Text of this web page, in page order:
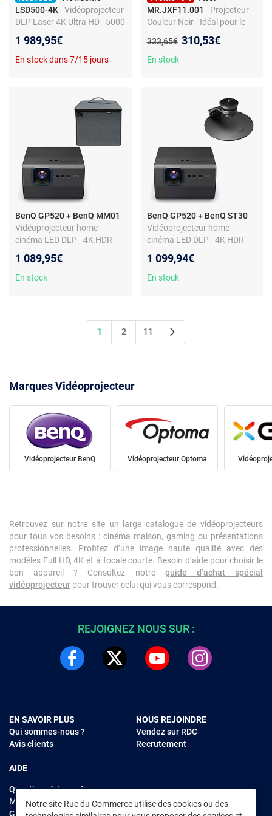
LSD500-4K- Vidéoprojecteur
DLP Laser 4K Ultra HD - 5000
lag 4,2 ms -
HDMI/USB/Ethernet/Jack
1 989,95€
En stock dans 7/15 jours
MR.JXF11.001 - Projecteur -
Couleur Noir - Idéal pour le
Ancien prix :
333,65€ Nouveau prix :
310,53€
En stock
BenQ GP520 + BenQ MM01 -
Vidéoprojecteur home
cinéma LED DLP - 4K HDR -
HDMI 2.1 + ALLM -
WiFi/Bluetooth 5.2 - USB-C -
1 089,95€
En stock
BenQ GP520 + BenQ ST30 -
Vidéoprojecteur home
cinéma LED DLP - 4K HDR -
HDMI 2.1 + ALLM -
WiFi/Bluetooth 5.2 - USB-C -
1 099,94€
En stock
1 2 11
Marques Vidéoprojecteur
Vidéoprojecteur BenQ Vidéoprojecteur Optoma
Retrouvez sur notre site un large catalogue de vidéoprojecteurs
pour tous vos besoins : cinéma maison, gaming ou présentations
professionnelles. Profitez d’une image haute qualité avec des
modèles Full HD, 4K et à focale courte. Besoin d’aide pour choisir le
bon appareil ? Consultez notre guide d’achat spécial
vidéoprojecteur pour trouver celui qui vous correspond.
REJOIGNEZ NOUS SUR :
EN SAVOIR PLUS
Qui sommes-nous ?
Avis clients
AIDE
Questions fréquentes
Modes de règlements
Garantie et retours
NOUS REJOINDRE
Vendez sur RDC
Recrutement
Notre site Rue du Commerce utilise des cookies ou des